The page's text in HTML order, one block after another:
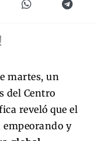
martes, un
del Centro
reveló que el
y